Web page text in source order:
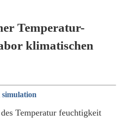
Temperatur-
klimatischen
simulation
Temperatur feuchtigkeit